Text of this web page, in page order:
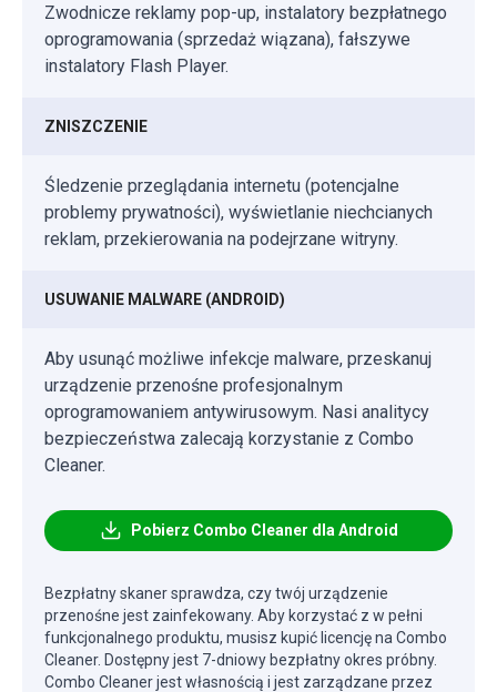
Zwodnicze reklamy pop-up, instalatory bezpłatnego
oprogramowania (sprzedaż wiązana), fałszywe
instalatory Flash Player.
ZNISZCZENIE
Śledzenie przeglądania internetu (potencjalne
problemy prywatności), wyświetlanie niechcianych
reklam, przekierowania na podejrzane witryny.
USUWANIE MALWARE (ANDROID)
Aby usunąć możliwe infekcje malware, przeskanuj
urządzenie przenośne profesjonalnym
oprogramowaniem antywirusowym. Nasi analitycy
bezpieczeństwa zalecają korzystanie z Combo
Cleaner.
Pobierz Combo Cleaner dla Android
Bezpłatny skaner sprawdza, czy twój urządzenie
przenośne jest zainfekowany. Aby korzystać z w pełni
funkcjonalnego produktu, musisz kupić licencję na Combo
Cleaner. Dostępny jest 7-dniowy bezpłatny okres próbny.
Combo Cleaner jest własnością i jest zarządzane przez